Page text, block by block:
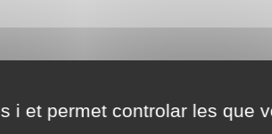
i et permet controlar les que